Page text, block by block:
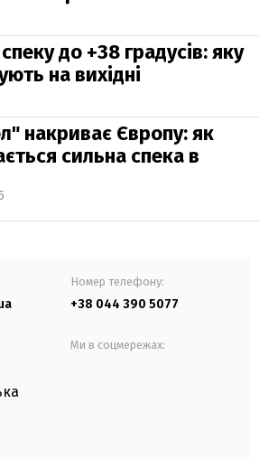
до +38 градусів: яку
на вихідні
накриває Європу: як
сильна спека в
Номер телефону:
+38 044 390 5077
Ми в соцмережах: